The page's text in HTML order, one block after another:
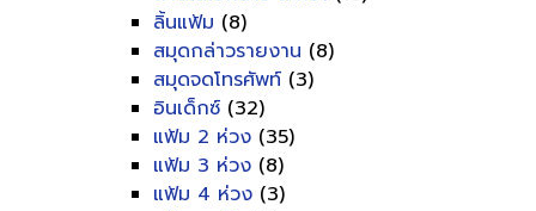
ลิ้นแฟ้ม (8)
สมุดกล่าวรายงาน (8)
สมุดจดโทรศัพท์ (3)
อินเด็กซ์ (32)
แฟ้ม 2 ห่วง (35)
แฟ้ม 3 ห่วง (8)
แฟ้ม 4 ห่วง (3)